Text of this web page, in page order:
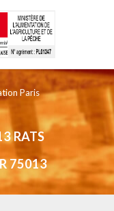
Paris
RATS
75013